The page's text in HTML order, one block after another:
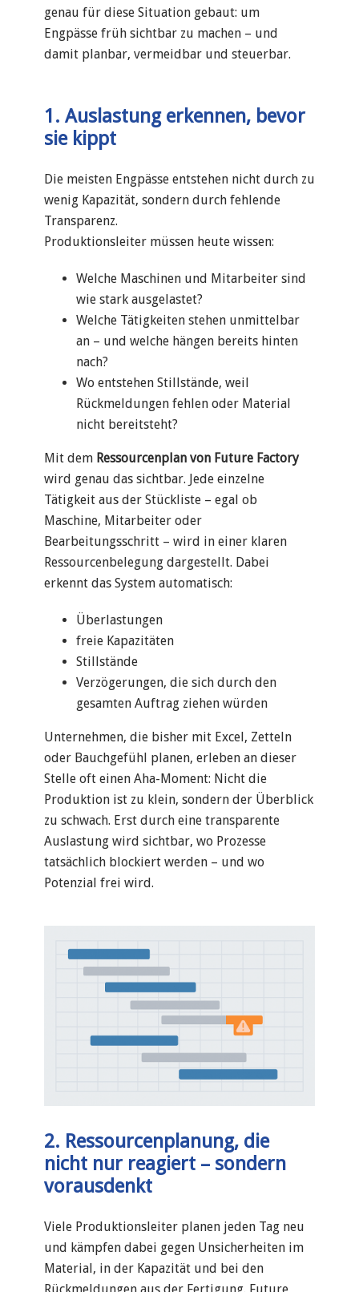
genau für diese Situation gebaut: um
Engpässe früh sichtbar zu machen – und
damit planbar, vermeidbar und steuerbar.
1. Auslastung erkennen, bevor
sie kippt
Die meisten Engpässe entstehen nicht durch zu
wenig Kapazität, sondern durch fehlende
Transparenz.
Produktionsleiter müssen heute wissen:
Welche Maschinen und Mitarbeiter sind
wie stark ausgelastet?
Welche Tätigkeiten stehen unmittelbar
an – und welche hängen bereits hinten
nach?
Wo entstehen Stillstände, weil
Rückmeldungen fehlen oder Material
nicht bereitsteht?
Mit dem Ressourcenplan von Future Factory
wird genau das sichtbar. Jede einzelne
Tätigkeit aus der Stückliste – egal ob
Maschine, Mitarbeiter oder
Bearbeitungsschritt – wird in einer klaren
Ressourcenbelegung dargestellt. Dabei
erkennt das System automatisch:
Überlastungen
freie Kapazitäten
Stillstände
Verzögerungen, die sich durch den
gesamten Auftrag ziehen würden
Unternehmen, die bisher mit Excel, Zetteln
oder Bauchgefühl planen, erleben an dieser
Stelle oft einen Aha-Moment: Nicht die
Produktion ist zu klein, sondern der Überblick
zu schwach. Erst durch eine transparente
Auslastung wird sichtbar, wo Prozesse
tatsächlich blockiert werden – und wo
Potenzial frei wird.
2. Ressourcenplanung, die
nicht nur reagiert – sondern
vorausdenkt
Viele Produktionsleiter planen jeden Tag neu
und kämpfen dabei gegen Unsicherheiten im
Material, in der Kapazität und bei den